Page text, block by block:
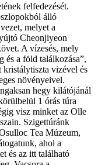
felfedezését.
álló
melyet a
Cheonjiyeon
A vízesés, mely
és a föld találkozása”,
kristálytiszta vizével és
növényeivel.
hegy kilátójánál
1 órás túra
visz minket az Olle
Szigettúránk
Tea Múzeum,
ahol a
és az itt található